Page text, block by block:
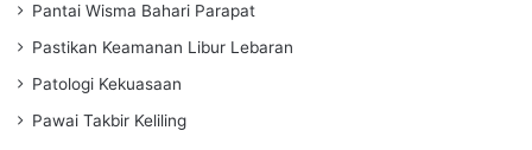
Pantai Wisma Bahari Parapat
Pastikan Keamanan Libur Lebaran
Patologi Kekuasaan
Pawai Takbir Keliling